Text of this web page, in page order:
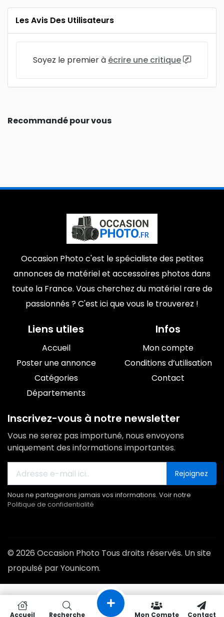
Les Avis Des Utilisateurs
Soyez le premier à écrire une critique
Recommandé pour vous
Occasion Photo c'est le spécialiste des petites
annonces de matériel et accessoires photos dans
toute la France. Vous cherchez du matériel rare de
passionnés ? C'est ici que vous le trouverez !
Liens utiles
Accueil
Poster une annonce
Catégories
Départements
Infos
Mon compte
Conditions d’utilisation
Contact
Inscrivez-vous à notre newsletter
Vous ne serez pas importuné, nous envoyons
uniquement des informations importantes.
Rejoignez
Nous ne partagerons jamais vos informations. Voir notre
Politique de confidentialité
© 2026 Occasion Photo Tous droits réservés. Un site
propulsé par Younicom.
Accueil Recherche Mon Compte Contact